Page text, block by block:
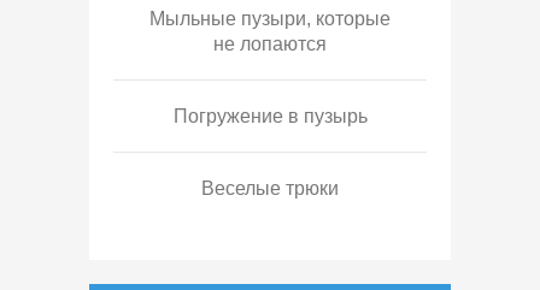
Мыльные пузыри, которые
не лопаются
Погружение в пузырь
Веселые трюки